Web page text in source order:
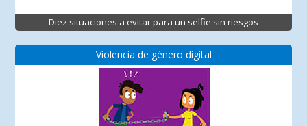
Diez situaciones a evitar para un selfie sin riesgos
Violencia de género digital